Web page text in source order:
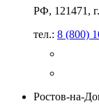
РФ, 121471,
тел.: 8 (800)
Ростов-на-